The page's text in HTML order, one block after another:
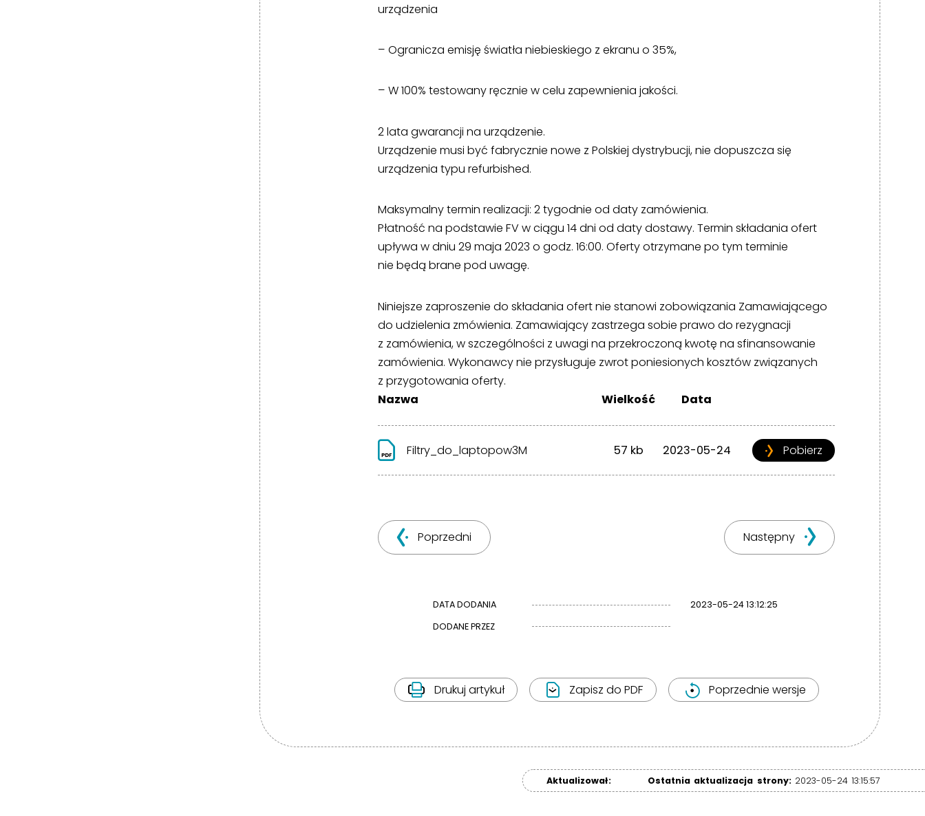
urządzenia
– Ogranicza emisję światła niebieskiego z ekranu o 35%,
– W 100% testowany ręcznie w celu zapewnienia jakości.
2 lata gwarancji na urządzenie.
Urządzenie musi być fabrycznie nowe z Polskiej dystrybucji, nie dopuszcza się
urządzenia typu refurbished.
Maksymalny termin realizacji: 2 tygodnie od daty zamówienia.
Płatność na podstawie FV w ciągu 14 dni od daty dostawy. Termin składania ofert
upływa w dniu 29 maja 2023 o godz. 16:00. Oferty otrzymane po tym terminie
nie będą brane pod uwagę.
Niniejsze zaproszenie do składania ofert nie stanowi zobowiązania Zamawiającego
do udzielenia zmówienia. Zamawiający zastrzega sobie prawo do rezygnacji
z zamówienia, w szczególności z uwagi na przekroczoną kwotę na sfinansowanie
zamówienia. Wykonawcy nie przysługuje zwrot poniesionych kosztów związanych
z przygotowania oferty.
Nazwa
Wielkość Data
Filtry_do_laptopow3M 57 kb 2023-05-24 Pobierz
Poprzedni Następny
DATA DODANIA
2023-05-24 13:12:25
DODANE PRZEZ
Drukuj artykuł Zapisz do PDF Poprzednie wersje
Aktualizował: Ostatnia aktualizacja strony: 2023-05-24 13:15:57